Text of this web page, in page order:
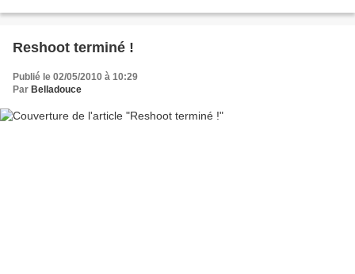
Reshoot terminé !
Publié le 02/05/2010 à 10:29
Par Belladouce